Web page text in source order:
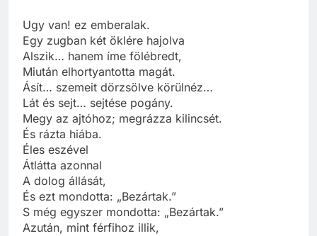
Ugy van! ez emberalak.
Egy zugban két öklére hajolva
Alszik… hanem íme fölébredt,
Miután elhortyantotta magát.
Ásít… szemeit dörzsölve körülnéz…
Lát és sejt… sejtése pogány.
Megy az ajtóhoz; megrázza kilincsét.
És rázta hiába.
Éles eszével
Átlátta azonnal
A dolog állását,
És ezt mondotta: „Bezártak.”
S még egyszer mondotta: „Bezártak.”
Azután, mint férfihoz illik,